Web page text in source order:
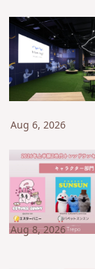
Aug 6, 2026
Aug 8, 2026